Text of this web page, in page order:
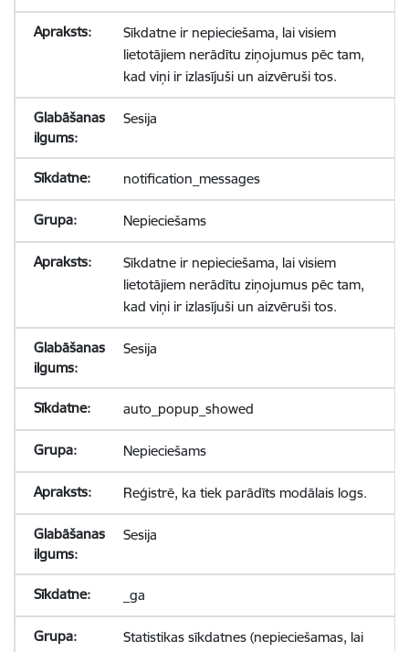
Sīkdatne ir nepieciešama, lai visiem
lietotājiem nerādītu ziņojumus pēc tam,
kad viņi ir izlasījuši un aizvēruši tos.
Sesija
notification_messages
Nepieciešams
Sīkdatne ir nepieciešama, lai visiem
lietotājiem nerādītu ziņojumus pēc tam,
kad viņi ir izlasījuši un aizvēruši tos.
Sesija
auto_popup_showed
Nepieciešams
Reģistrē, ka tiek parādīts modālais logs.
Sesija
_ga
Statistikas sīkdatnes (nepieciešamas, lai